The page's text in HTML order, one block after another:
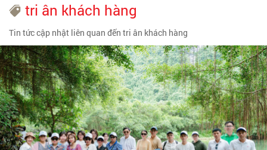
tri ân khách hàng
Tin tức cập nhật liên quan đến tri ân khách hàng